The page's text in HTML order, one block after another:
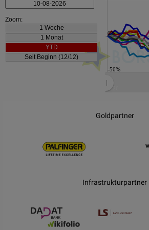
Zoom:
-50%
0%
2026
Goldpartner
Infrastrukturpartner